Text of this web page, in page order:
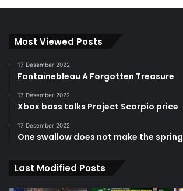
Most Viewed Posts
17 Desember 2022
Fontainebleau A Forgotten Treasure
17 Desember 2022
Xbox boss talks Project Scorpio price
17 Desember 2022
One swallow does not make the spring
Last Modified Posts